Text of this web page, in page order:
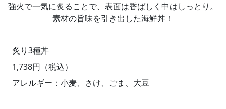
強火で一気に炙ることで、表面は香ばしく中はしっとり。
素材の旨味を引き出した海鮮丼！
炙り3種丼
1,738円（税込）
アレルギー：小麦、さけ、ごま、大豆